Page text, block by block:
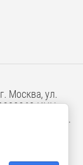
Москва, ул.
ИНН
г. Москва, ул.
3 этаж